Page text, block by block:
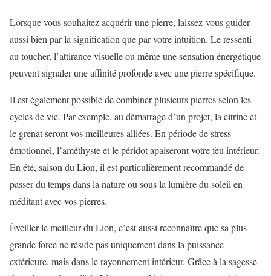
Lorsque vous souhaitez acquérir une pierre, laissez-vous guider
aussi bien par la signification que par votre intuition. Le ressenti
au toucher, l’attirance visuelle ou même une sensation énergétique
peuvent signaler une affinité profonde avec une pierre spécifique.
Il est également possible de combiner plusieurs pierres selon les
cycles de vie. Par exemple, au démarrage d’un projet, la citrine et
le grenat seront vos meilleures alliées. En période de stress
émotionnel, l’améthyste et le péridot apaiseront votre feu intérieur.
En été, saison du Lion, il est particulièrement recommandé de
passer du temps dans la nature ou sous la lumière du soleil en
méditant avec vos pierres.
Éveiller le meilleur du Lion, c’est aussi reconnaître que sa plus
grande force ne réside pas uniquement dans la puissance
extérieure, mais dans le rayonnement intérieur. Grâce à la sagesse